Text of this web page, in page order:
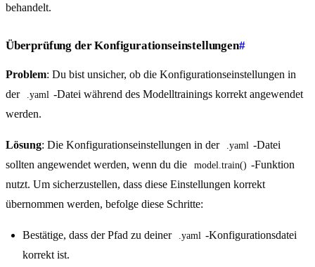
behandelt.
Überprüfung der Konfigurationseinstellungen#
Problem: Du bist unsicher, ob die Konfigurationseinstellungen in
der
.yaml -Datei während des Modelltrainings korrekt angewendet
werden.
Lösung: Die Konfigurationseinstellungen in der .yaml -Datei
sollten angewendet werden, wenn du die
model.train() -Funktion
nutzt. Um sicherzustellen, dass diese Einstellungen korrekt
übernommen werden, befolge diese Schritte:
Bestätige, dass der Pfad zu deiner .yaml -Konfigurationsdatei
korrekt ist.